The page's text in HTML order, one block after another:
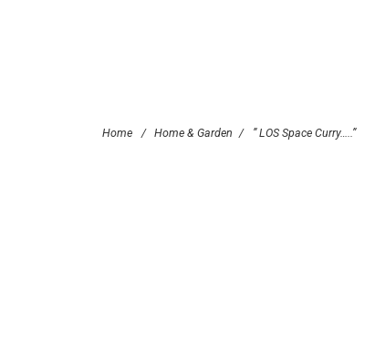
Home / Home & Garden / ” LOS Space Curry…..”